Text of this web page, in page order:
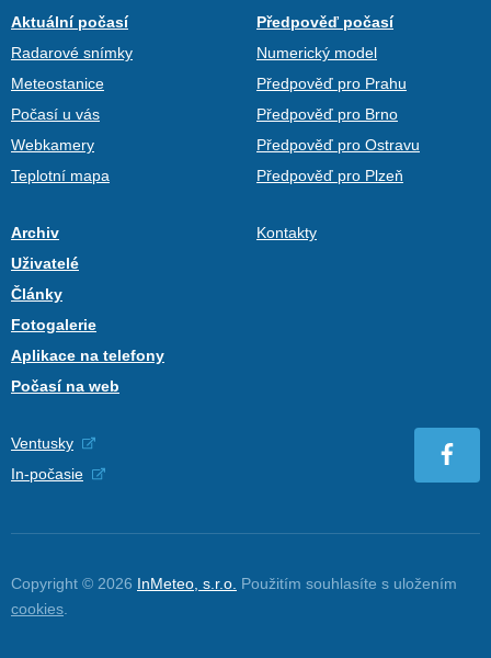
Aktuální počasí
Radarové snímky
Meteostanice
Počasí u vás
Webkamery
Teplotní mapa
Předpověď počasí
Numerický model
Předpověď pro Prahu
Předpověď pro Brno
Předpověď pro Ostravu
Předpověď pro Plzeň
Archiv
Uživatelé
Články
Fotogalerie
Aplikace na telefony
Počasí na web
Kontakty
Ventusky
In-počasie
Copyright © 2026 InMeteo, s.r.o. Použitím souhlasíte s uložením
cookies